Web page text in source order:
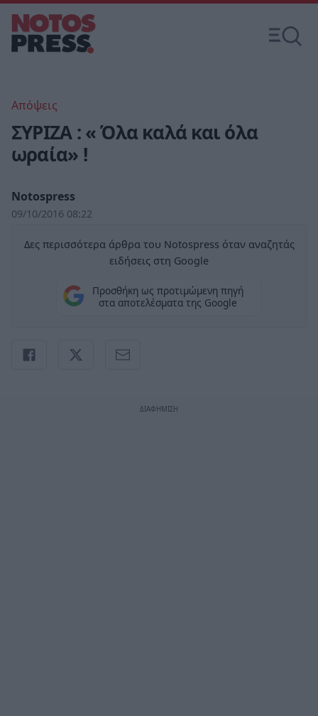
Απόψεις
ΣΥΡΙΖΑ : « Όλα καλά και όλα
ωραία» !
Notospress
09/10/2016 08:22
Δες περισσότερα άρθρα του Notospress όταν αναζητάς
ειδήσεις στη Google
Προσθήκη ως προτιμώμενη πηγή
στα αποτελέσματα της Google